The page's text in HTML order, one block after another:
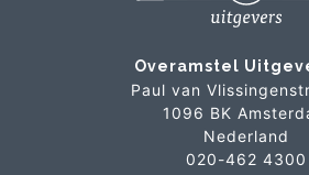
Overamstel
Paul van
1096 BK
Nederland
020-462 4300